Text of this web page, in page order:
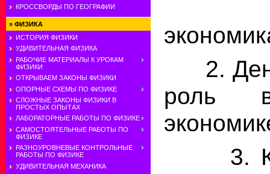
КРОССВОРДЫ ПО ГЕОГРАФИИ
» ФИЗИКА
ИСТОРИЯ ФИЗИКИ
УДИВИТЕЛЬНАЯ ФИЗИКА
РАБОЧИЕ МАТЕРИАЛЫ К УРОКАМ
ФИЗИКИ
ОТКРЫВАЕМ ЗАКОНЫ ФИЗИКИ
ОПОРНЫЕ СХЕМЫ ПО ФИЗИКЕ
СЛОЖНЫЕ ЗАКОНЫ ФИЗИКИ В
ПРОСТЫХ ОПЫТАХ
ЛАБОРАТОРНЫЕ РАБОТЫ ПО ФИЗИКЕ
САМОСТОЯТЕЛЬНЫЕ РАБОТЫ ПО
ФИЗИКЕ
РАЗНОУРОВНЕВЫЕ КОНТРОЛЬНЫЕ
РАБОТЫ ПО ФИЗИКЕ
УДИВИТЕЛЬНАЯ МЕХАНИКА
2.
роль
3.